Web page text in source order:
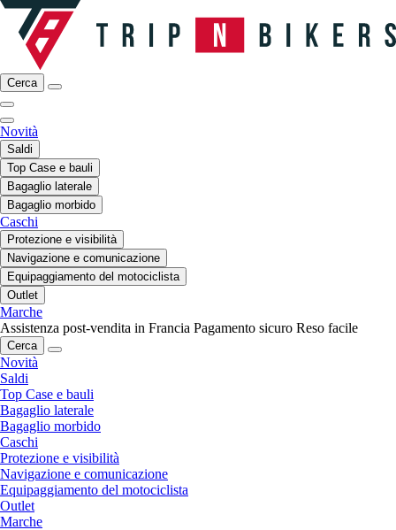
Cerca
Novità
Saldi
Top Case e bauli
Bagaglio laterale
Bagaglio morbido
Caschi
Protezione e visibilità
Navigazione e comunicazione
Equipaggiamento del motociclista
Outlet
Marche
Assistenza post-vendita in Francia Pagamento sicuro Reso facile
Cerca
Novità
Saldi
Top Case e bauli
Bagaglio laterale
Bagaglio morbido
Caschi
Protezione e visibilità
Navigazione e comunicazione
Equipaggiamento del motociclista
Outlet
Marche